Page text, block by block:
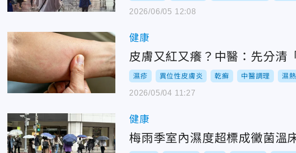
2026/06/05 12:08
健康
皮膚又紅又癢？中醫：先分清
濕疹 異位性皮膚炎 乾癬 中醫調理 濕
2026/05/04 11:27
健康
梅雨季室內濕度超標成黴菌溫